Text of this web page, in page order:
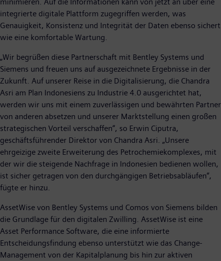
integrierte digitale Plattform zugegriffen werden, was
Genauigkeit, Konsistenz und Integrität der Daten ebenso sichert
wie eine komfortable Wartung.
„Wir begrüßen diese Partnerschaft mit Bentley Systems und
Siemens und freuen uns auf ausgezeichnete Ergebnisse in der
Zukunft. Auf unserer Reise in die Digitalisierung, die Chandra
Asri am Plan Indonesiens zu Industrie 4.0 ausgerichtet hat,
werden wir uns mit einem zuverlässigen und bewährten Partner
von anderen absetzen und unserer Marktstellung einen großen
strategischen Vorteil verschaffen“, so Erwin Ciputra,
geschäftsführender Direktor von Chandra Asri. „Unsere
ehrgeizige zweite Erweiterung des Petrochemiekomplexes, mit
der wir die steigende Nachfrage in Indonesien bedienen wollen,
ist sicher getragen von den durchgängigen Betriebsabläufen“,
fügte er hinzu.
AssetWise von Bentley Systems und Comos von Siemens bilden
die Grundlage für den digitalen Zwilling. AssetWise ist eine
Asset Performance Software, die eine informierte
Entscheidungsfindung ebenso unterstützt wie das Change-
Management von der Kapitalplanung bis hin zur aktiven